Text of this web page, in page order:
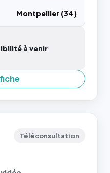
Montpellier (34)
à venir
Téléconsultation